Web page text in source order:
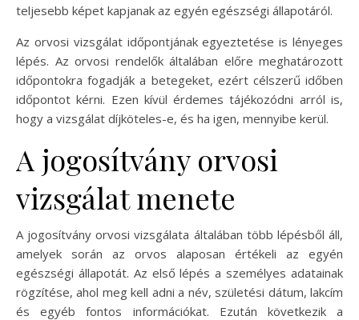
teljesebb képet kapjanak az egyén egészségi állapotáról.
Az orvosi vizsgálat időpontjának egyeztetése is lényeges
lépés. Az orvosi rendelők általában előre meghatározott
időpontokra fogadják a betegeket, ezért célszerű időben
időpontot kérni. Ezen kívül érdemes tájékozódni arról is,
hogy a vizsgálat díjköteles-e, és ha igen, mennyibe kerül.
A jogosítvány orvosi
vizsgálat menete
A jogosítvány orvosi vizsgálata általában több lépésből áll,
amelyek során az orvos alaposan értékeli az egyén
egészségi állapotát. Az első lépés a személyes adatainak
rögzítése, ahol meg kell adni a név, születési dátum, lakcím
és egyéb fontos információkat. Ezután következik a